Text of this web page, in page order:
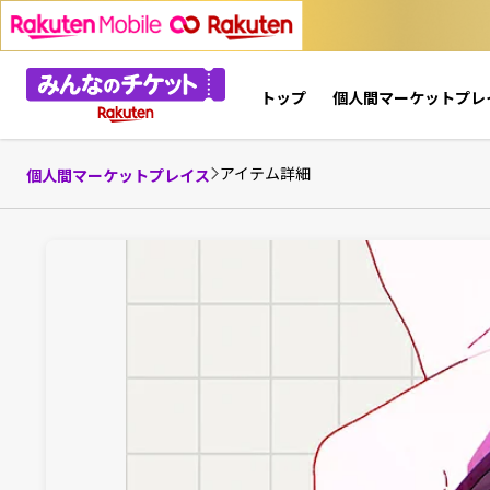
トップ 個人間マーケットプレ
個人間マーケットプレイス アイテム詳細